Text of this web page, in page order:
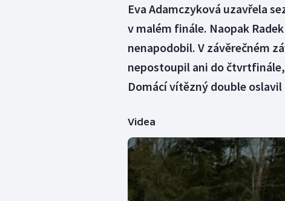
Eva Adamczyková uzavřela
v malém finále. Naopak
nenapodobil. V závěrečném
nepostoupil ani do
Domácí vítězný double
Videa